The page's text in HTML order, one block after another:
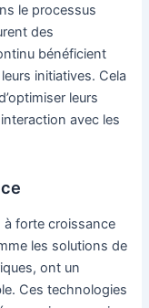
le processus
des
bénéficient
initiatives. Cela
leurs
avec les
à forte croissance
les solutions de
ont un
Ces technologies